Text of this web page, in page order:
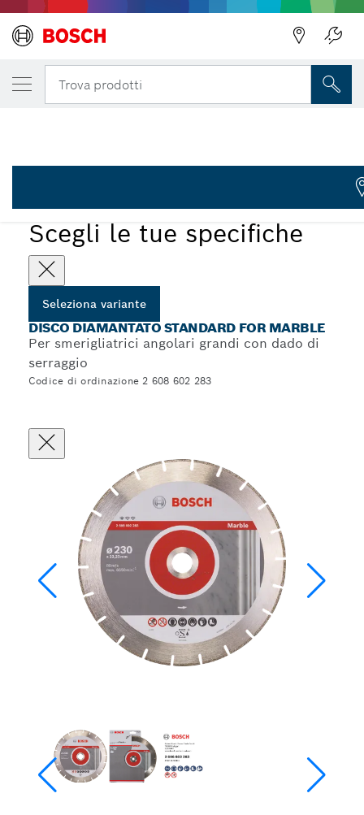
Trova prodotti
Scegli le tue specifiche
Seleziona variante
DISCO DIAMANTATO STANDARD FOR MARBLE
Per smerigliatrici angolari grandi con dado di
serraggio
Codice di ordinazione 2 608 602 283
LA TUA VARIANTE SELEZIONATA
Disco diamantato Standard for Marble
2 608 602 283